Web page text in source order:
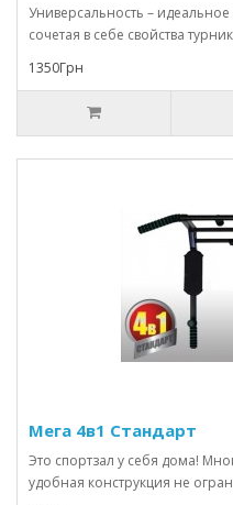
Универсальность – идеальное
сочетая в себе свойства
1350Грн
Мега 4в1 Стандарт
Это спортзал у себя дома!
удобная конструкция не